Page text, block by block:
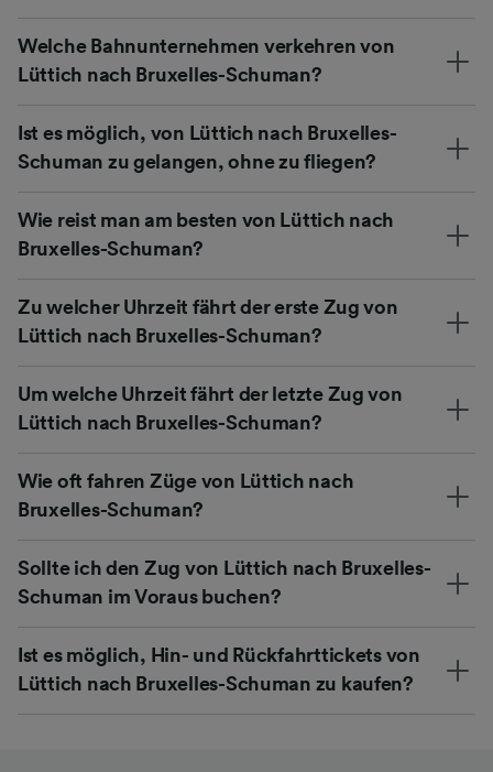
Welche Bahnunternehmen verkehren von
Lüttich nach Bruxelles-Schuman?
Ist es möglich, von Lüttich nach Bruxelles-
Schuman zu gelangen, ohne zu fliegen?
Wie reist man am besten von Lüttich nach
Bruxelles-Schuman?
Zu welcher Uhrzeit fährt der erste Zug von
Lüttich nach Bruxelles-Schuman?
Um welche Uhrzeit fährt der letzte Zug von
Lüttich nach Bruxelles-Schuman?
Wie oft fahren Züge von Lüttich nach
Bruxelles-Schuman?
Sollte ich den Zug von Lüttich nach Bruxelles-
Schuman im Voraus buchen?
Ist es möglich, Hin- und Rückfahrttickets von
Lüttich nach Bruxelles-Schuman zu kaufen?